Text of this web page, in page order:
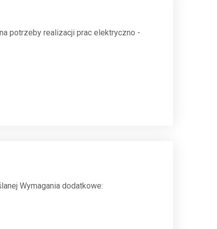
potrzeby realizacji prac elektryczno -
Wymagania dodatkowe: